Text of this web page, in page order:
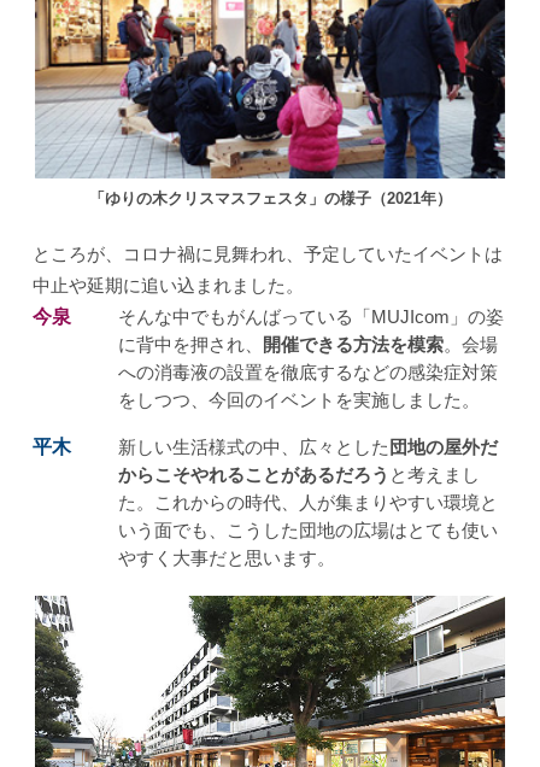
「ゆりの木クリスマスフェスタ」の様子（2021年）
ところが、コロナ禍に見舞われ、予定していたイベントは
中止や延期に追い込まれました。
今泉
そんな中でもがんばっている「MUJIcom」の姿
に背中を押され、
開催できる方法を模索。会場
への消毒液の設置を徹底するなどの感染症対策
をしつつ、今回のイベントを実施しました。
平木 新しい生活様式の中、広々とした 団地の屋外だ
からこそやれることがあるだろう と考えまし
た。これからの時代、人が集まりやすい環境と
いう面でも、こうした団地の広場はとても使い
やすく大事だと思います。